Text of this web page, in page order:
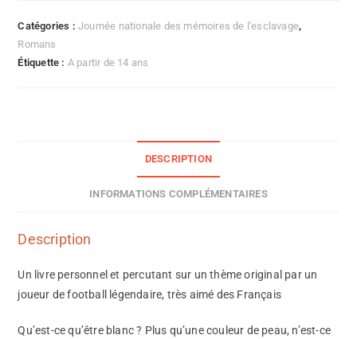
Catégories :Journée nationale des mémoires de l'esclavage,
Romans
Étiquette : A partir de 14 ans
DESCRIPTION
INFORMATIONS COMPLÉMENTAIRES
Description
Un livre personnel et percutant sur un thème original par un
joueur de football légendaire, très aimé des Français
Qu’est-ce qu’être blanc ? Plus qu’une couleur de peau, n’est-ce